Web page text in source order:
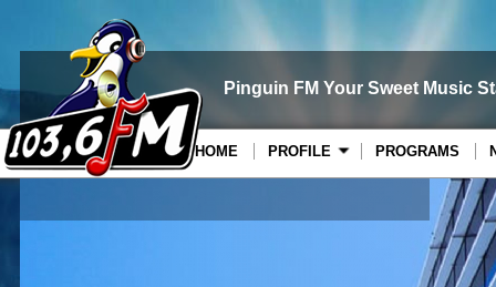
Pinguin FM Your Sweet Music
PROGRAMS
PROFILE
HOME